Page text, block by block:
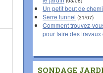
Un petit bout de
Serre tunnel (31/07)
Comment trouvez-
pour faire des
SONDAGE